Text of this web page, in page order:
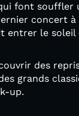
font
concert
entrer le soleil
des
grands
up.